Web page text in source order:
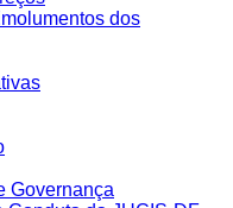
dos
Governança